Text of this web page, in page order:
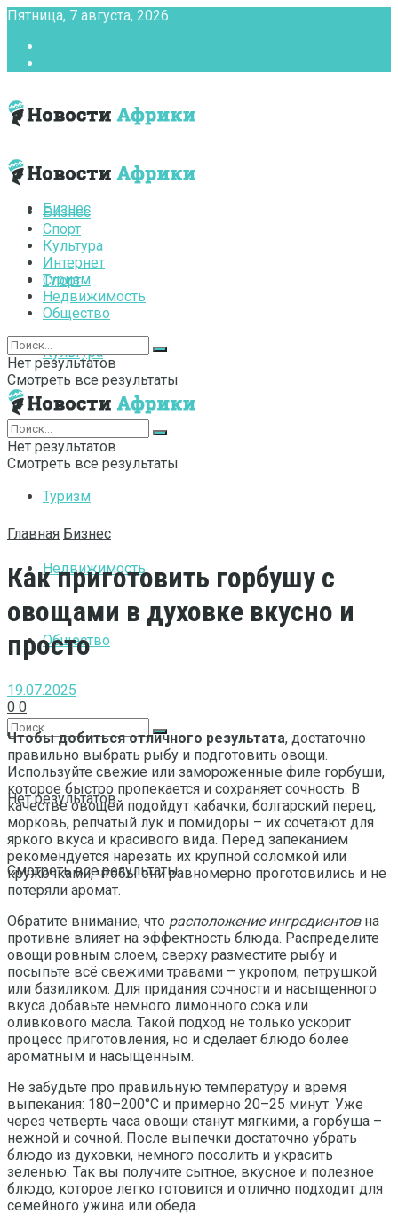
Пятница, 7 августа, 2026
Бизнес
Спорт
Культура
Интернет
Туризм
Недвижимость
Общество
Нет результатов
Смотреть все результаты
Бизнес
Спорт
Культура
Интернет
Туризм
Недвижимость
Общество
Нет результатов
Смотреть все результаты
Нет результатов
Смотреть все результаты
Главная Бизнес
Как приготовить горбушу с
овощами в духовке вкусно и
просто
19.07.2025
0 0
Чтобы добиться отличного результата, достаточно
правильно выбрать рыбу и подготовить овощи.
Используйте свежие или замороженные филе горбуши,
которое быстро пропекается и сохраняет сочность. В
качестве овощей подойдут кабачки, болгарский перец,
морковь, репчатый лук и помидоры – их сочетают для
яркого вкуса и красивого вида. Перед запеканием
рекомендуется нарезать их крупной соломкой или
кружочками, чтобы они равномерно проготовились и не
потеряли аромат.
Обратите внимание, что расположение ингредиентовна
противне влияет на эффектность блюда. Распределите
овощи ровным слоем, сверху разместите рыбу и
посыпьте всё свежими травами – укропом, петрушкой
или базиликом. Для придания сочности и насыщенного
вкуса добавьте немного лимонного сока или
оливкового масла. Такой подход не только ускорит
процесс приготовления, но и сделает блюдо более
ароматным и насыщенным.
Не забудьте про правильную температуру и время
выпекания: 180–200°C и примерно 20–25 минут. Уже
через четверть часа овощи станут мягкими, а горбуша –
нежной и сочной. После выпечки достаточно убрать
блюдо из духовки, немного посолить и украсить
зеленью. Так вы получите сытное, вкусное и полезное
блюдо, которое легко готовится и отлично подходит для
семейного ужина или обеда.